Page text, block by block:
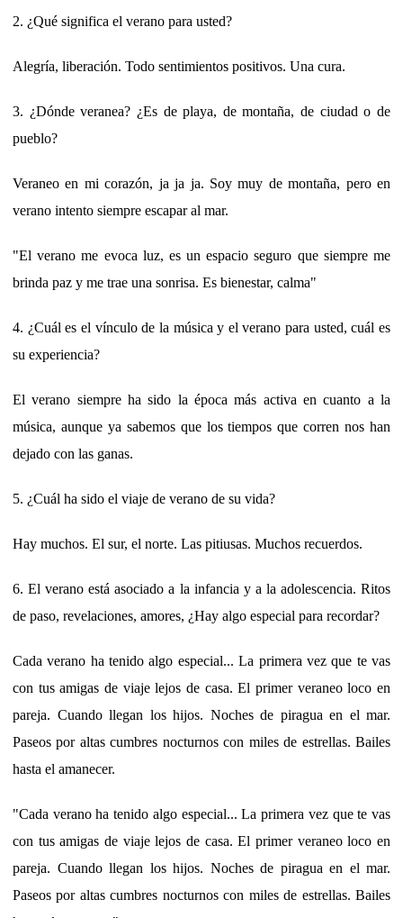
2. ¿Qué significa el verano para usted?
Alegría, liberación. Todo sentimientos positivos. Una cura.
3. ¿Dónde veranea? ¿Es de playa, de montaña, de ciudad o de
pueblo?
Veraneo en mi corazón, ja ja ja. Soy muy de montaña, pero en
verano intento siempre escapar al mar.
"El verano me evoca luz, es un espacio seguro que siempre me
brinda paz y me trae una sonrisa. Es bienestar, calma"
4. ¿Cuál es el vínculo de la música y el verano para usted, cuál es
su experiencia?
El verano siempre ha sido la época más activa en cuanto a la
música, aunque ya sabemos que los tiempos que corren nos han
dejado con las ganas.
5. ¿Cuál ha sido el viaje de verano de su vida?
Hay muchos. El sur, el norte. Las pitiusas. Muchos recuerdos.
6. El verano está asociado a la infancia y a la adolescencia. Ritos
de paso, revelaciones, amores, ¿Hay algo especial para recordar?
Cada verano ha tenido algo especial... La primera vez que te vas
con tus amigas de viaje lejos de casa. El primer veraneo loco en
pareja. Cuando llegan los hijos. Noches de piragua en el mar.
Paseos por altas cumbres nocturnos con miles de estrellas. Bailes
hasta el amanecer.
"Cada verano ha tenido algo especial... La primera vez que te vas
con tus amigas de viaje lejos de casa. El primer veraneo loco en
pareja. Cuando llegan los hijos. Noches de piragua en el mar.
Paseos por altas cumbres nocturnos con miles de estrellas. Bailes